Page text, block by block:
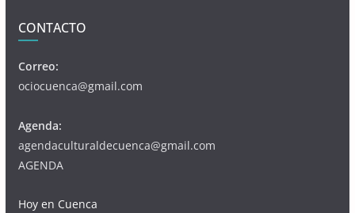
CONTACTO
Correo:
ociocuenca@gmail.com
Agenda:
agendaculturaldecuenca@gmail.com
AGENDA
Hoy en Cuenca